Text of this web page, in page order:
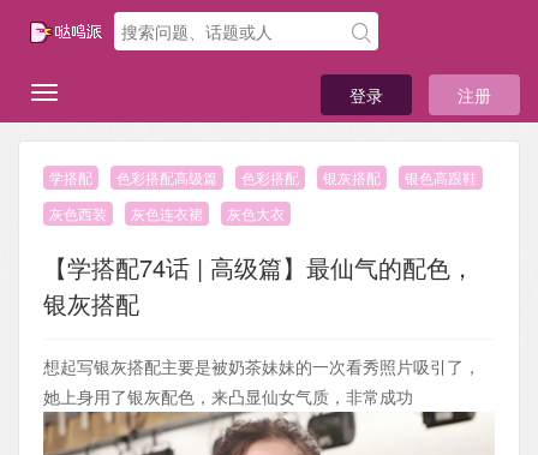
登录 注册
学搭配 色彩搭配高级篇 色彩搭配 银灰搭配
银色高跟鞋
灰色西装
灰色连衣裙 灰色大衣
【学搭配74话 | 高级篇】最仙气的配色，
银灰搭配
想起写银灰搭配主要是被奶茶妹妹的一次看秀照片吸引了，
她上身用了银灰配色，来凸显仙女气质，非常成功